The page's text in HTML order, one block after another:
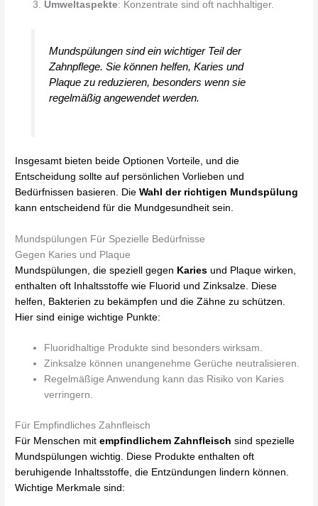
Umweltaspekte: Konzentrate sind oft nachhaltiger.
Mundspülungen sind ein wichtiger Teil der
Zahnpflege. Sie können helfen, Karies und
Plaque zu reduzieren, besonders wenn sie
regelmäßig angewendet werden.
Insgesamt bieten beide Optionen Vorteile, und die
Entscheidung sollte auf persönlichen Vorlieben und
Bedürfnissen basieren. DieWahl der richtigen Mundspülung
kann entscheidend für die Mundgesundheit sein.
Mundspülungen Für Spezielle Bedürfnisse
Gegen Karies und Plaque
Mundspülungen, die speziell gegen Karies und Plaque wirken,
enthalten oft Inhaltsstoffe wie Fluorid und Zinksalze. Diese
helfen, Bakterien zu bekämpfen und die Zähne zu schützen.
Hier sind einige wichtige Punkte:
Fluoridhaltige Produkte sind besonders wirksam.
Zinksalze können unangenehme Gerüche neutralisieren.
Regelmäßige Anwendung kann das Risiko von Karies
verringern.
Für Empfindliches Zahnfleisch
Für Menschen mitempfindlichem Zahnfleisch sind spezielle
Mundspülungen wichtig. Diese Produkte enthalten oft
beruhigende Inhaltsstoffe, die Entzündungen lindern können.
Wichtige Merkmale sind: